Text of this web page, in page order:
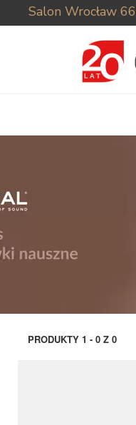
Salon Wrocław
PRODUKTY 1 - 0 Z 0